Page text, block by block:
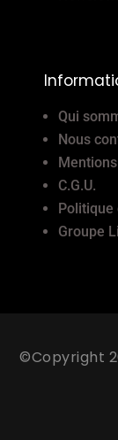
Qui
Nous
C.G.U.
Politique
Groupe
©Copyright